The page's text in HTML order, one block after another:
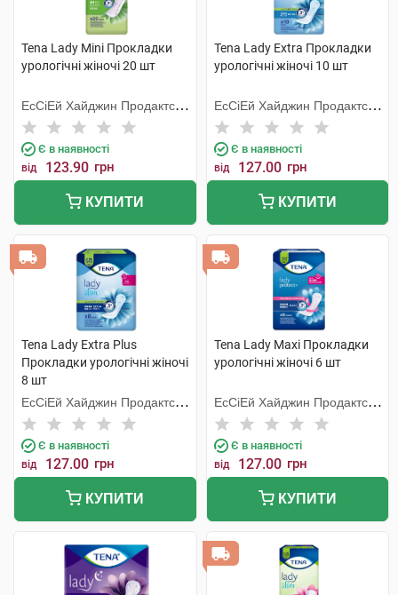
Tena Lady Mini Прокладки
урологічні жіночі 20 шт
ЕсСіЕй Хайджин Продактс
Хугезанд
Є в наявності
від 123.90 грн
КУПИТИ
Tena Lady Extra Прокладки
урологічні жіночі 10 шт
ЕсСіЕй Хайджин Продактс
Хугезанд
Є в наявності
від 127.00 грн
КУПИТИ
Tena Lady Extra Plus
Прокладки урологічні жіночі
8 шт
ЕсСіЕй Хайджин Продактс
Хугезанд
Є в наявності
від 127.00 грн
КУПИТИ
Tena Lady Maxi Прокладки
урологічні жіночі 6 шт
ЕсСіЕй Хайджин Продактс
Хугезанд
Є в наявності
від 127.00 грн
КУПИТИ